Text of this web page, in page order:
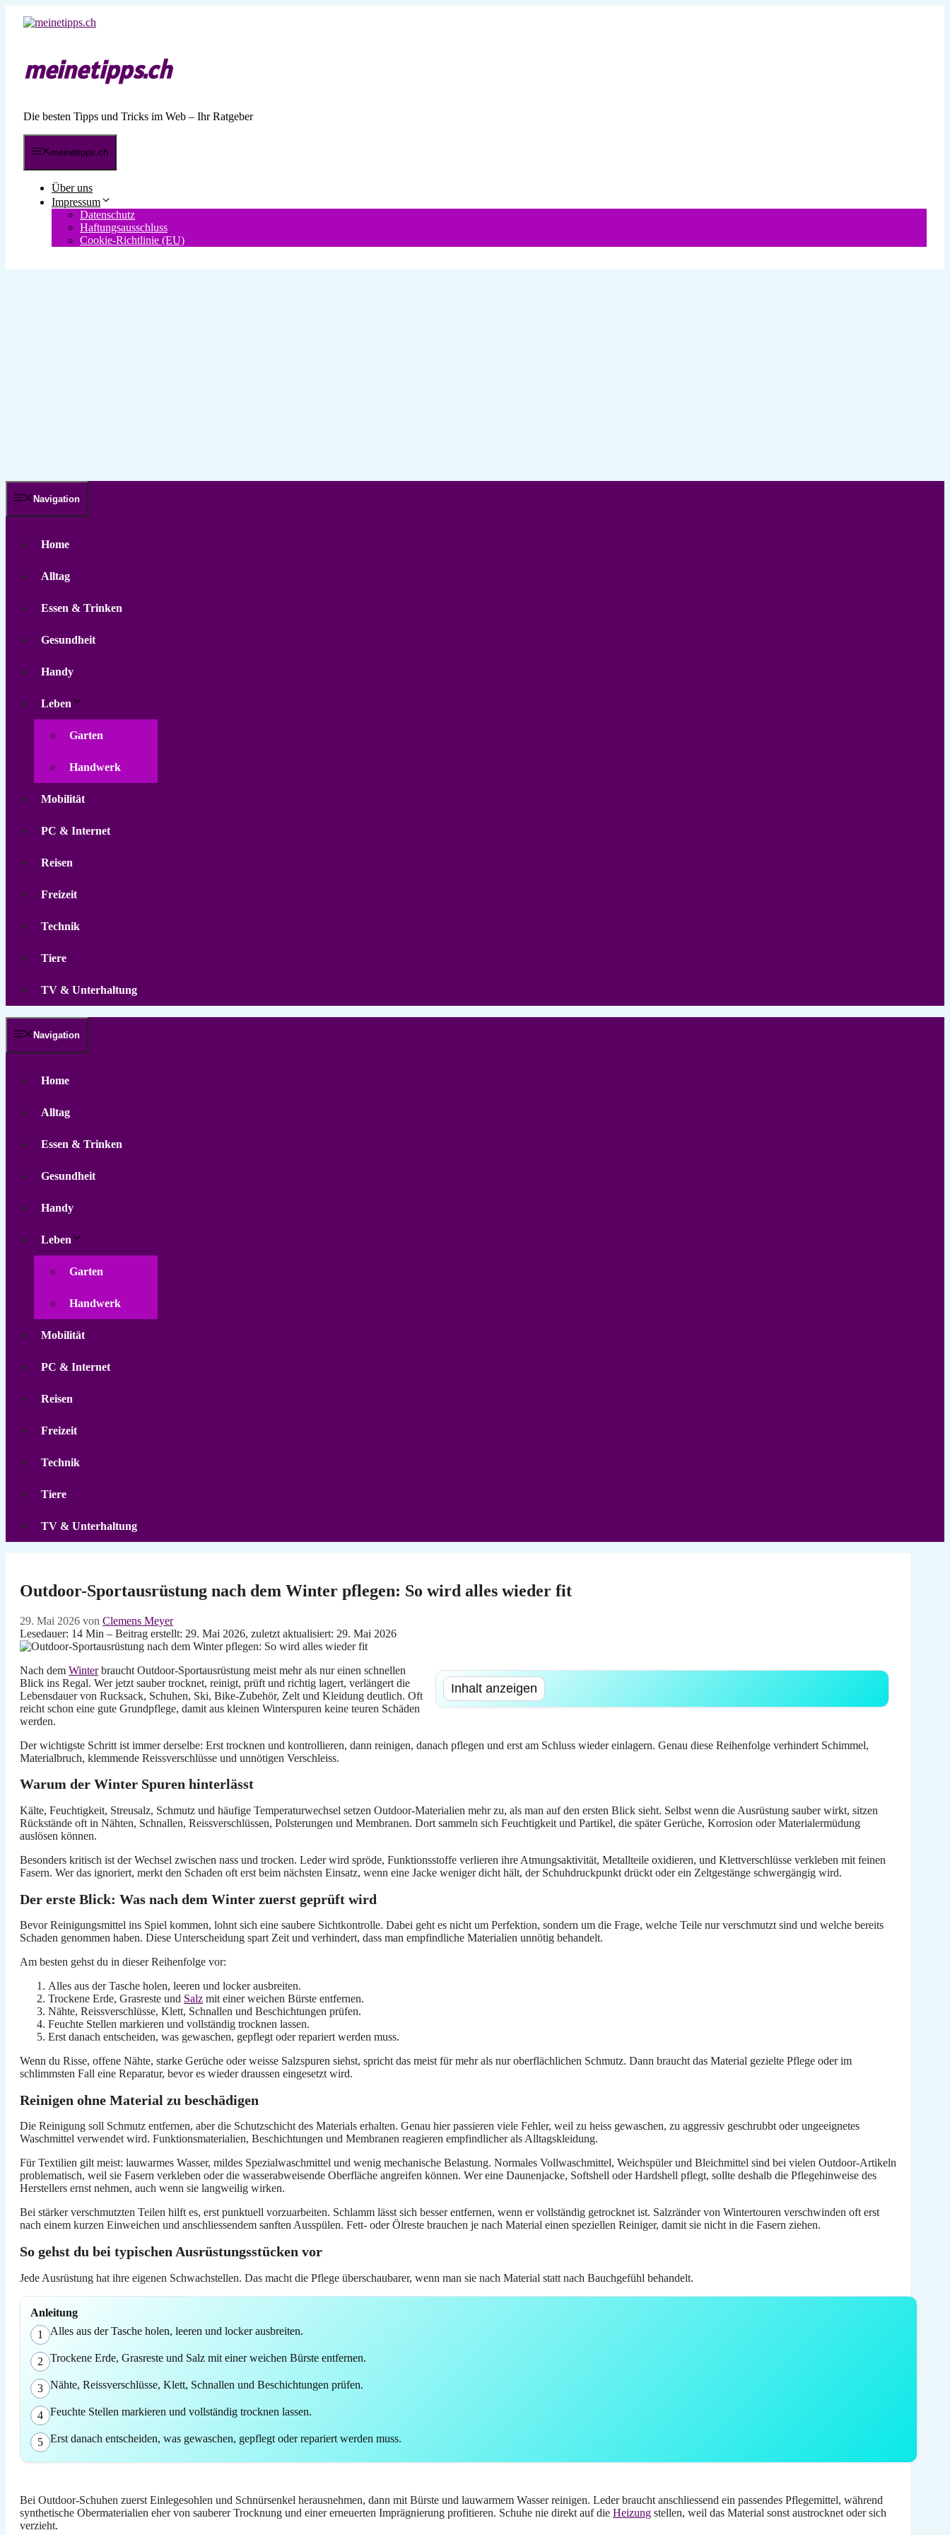
Inhalt
meinetipps.ch
Die besten Tipps und Tricks im Web – Ihr Ratgeber
meinetipps.ch
Über uns
Impressum
Datenschutz
Haftungsausschluss
Cookie-Richtlinie (EU)
Navigation
Home
Alltag
Essen & Trinken
Gesundheit
Handy
Leben
Garten
Handwerk
Mobilität
PC & Internet
Reisen
Freizeit
Technik
Tiere
TV & Unterhaltung
Navigation
Home
Alltag
Essen & Trinken
Gesundheit
Handy
Leben
Garten
Handwerk
Mobilität
PC & Internet
Reisen
Freizeit
Technik
Tiere
TV & Unterhaltung
Outdoor-Sportausrüstung nach dem Winter pflegen: So wird alles wieder fit
29. Mai 2026 von Clemens Meyer
Lesedauer: 14 Min – Beitrag erstellt: 29. Mai 2026, zuletzt aktualisiert: 29. Mai 2026
Inhalt anzeigen
Nach dem Winterbraucht Outdoor-Sportausrüstung meist mehr als nur einen schnellen
Blick ins Regal. Wer jetzt sauber trocknet, reinigt, prüft und richtig lagert, verlängert die
Lebensdauer von Rucksack, Schuhen, Ski, Bike-Zubehör, Zelt und Kleidung deutlich. Oft
reicht schon eine gute Grundpflege, damit aus kleinen Winterspuren keine teuren Schäden
werden.
Der wichtigste Schritt ist immer derselbe: Erst trocknen und kontrollieren, dann reinigen, danach pflegen und erst am Schluss wieder einlagern. Genau diese Reihenfolge verhindert Schimmel,
Materialbruch, klemmende Reissverschlüsse und unnötigen Verschleiss.
Warum der Winter Spuren hinterlässt
Kälte, Feuchtigkeit, Streusalz, Schmutz und häufige Temperaturwechsel setzen Outdoor-Materialien mehr zu, als man auf den ersten Blick sieht. Selbst wenn die Ausrüstung sauber wirkt, sitzen
Rückstände oft in Nähten, Schnallen, Reissverschlüssen, Polsterungen und Membranen. Dort sammeln sich Feuchtigkeit und Partikel, die später Gerüche, Korrosion oder Materialermüdung
auslösen können.
Besonders kritisch ist der Wechsel zwischen nass und trocken. Leder wird spröde, Funktionsstoffe verlieren ihre Atmungsaktivität, Metallteile oxidieren, und Klettverschlüsse verkleben mit feinen
Fasern. Wer das ignoriert, merkt den Schaden oft erst beim nächsten Einsatz, wenn eine Jacke weniger dicht hält, der Schuhdruckpunkt drückt oder ein Zeltgestänge schwergängig wird.
Der erste Blick: Was nach dem Winter zuerst geprüft wird
Bevor Reinigungsmittel ins Spiel kommen, lohnt sich eine saubere Sichtkontrolle. Dabei geht es nicht um Perfektion, sondern um die Frage, welche Teile nur verschmutzt sind und welche bereits
Schaden genommen haben. Diese Unterscheidung spart Zeit und verhindert, dass man empfindliche Materialien unnötig behandelt.
Am besten gehst du in dieser Reihenfolge vor:
Alles aus der Tasche holen, leeren und locker ausbreiten.
Trockene Erde, Grasreste und Salz mit einer weichen Bürste entfernen.
Nähte, Reissverschlüsse, Klett, Schnallen und Beschichtungen prüfen.
Feuchte Stellen markieren und vollständig trocknen lassen.
Erst danach entscheiden, was gewaschen, gepflegt oder repariert werden muss.
Wenn du Risse, offene Nähte, starke Gerüche oder weisse Salzspuren siehst, spricht das meist für mehr als nur oberflächlichen Schmutz. Dann braucht das Material gezielte Pflege oder im
schlimmsten Fall eine Reparatur, bevor es wieder draussen eingesetzt wird.
Reinigen ohne Material zu beschädigen
Die Reinigung soll Schmutz entfernen, aber die Schutzschicht des Materials erhalten. Genau hier passieren viele Fehler, weil zu heiss gewaschen, zu aggressiv geschrubbt oder ungeeignetes
Waschmittel verwendet wird. Funktionsmaterialien, Beschichtungen und Membranen reagieren empfindlicher als Alltagskleidung.
Für Textilien gilt meist: lauwarmes Wasser, mildes Spezialwaschmittel und wenig mechanische Belastung. Normales Vollwaschmittel, Weichspüler und Bleichmittel sind bei vielen Outdoor-Artikeln
problematisch, weil sie Fasern verkleben oder die wasserabweisende Oberfläche angreifen können. Wer eine Daunenjacke, Softshell oder Hardshell pflegt, sollte deshalb die Pflegehinweise des
Herstellers ernst nehmen, auch wenn sie langweilig wirken.
Bei stärker verschmutzten Teilen hilft es, erst punktuell vorzuarbeiten. Schlamm lässt sich besser entfernen, wenn er vollständig getrocknet ist. Salzränder von Wintertouren verschwinden oft erst
nach einem kurzen Einweichen und anschliessendem sanften Ausspülen. Fett- oder Ölreste brauchen je nach Material einen speziellen Reiniger, damit sie nicht in die Fasern ziehen.
So gehst du bei typischen Ausrüstungsstücken vor
Jede Ausrüstung hat ihre eigenen Schwachstellen. Das macht die Pflege überschaubarer, wenn man sie nach Material statt nach Bauchgefühl behandelt.
Anleitung
1
Alles aus der Tasche holen, leeren und locker ausbreiten.
2 Trockene Erde, Grasreste und Salz mit einer weichen Bürste entfernen.
3 Nähte, Reissverschlüsse, Klett, Schnallen und Beschichtungen prüfen.
4 Feuchte Stellen markieren und vollständig trocknen lassen.
5 Erst danach entscheiden, was gewaschen, gepflegt oder repariert werden muss.
Bei Outdoor-Schuhen zuerst Einlegesohlen und Schnürsenkel herausnehmen, dann mit Bürste und lauwarmem Wasser reinigen. Leder braucht anschliessend ein passendes Pflegemittel, während
synthetische Obermaterialien eher von sauberer Trocknung und einer erneuerten Imprägnierung profitieren. Schuhe nie direkt auf die Heizung stellen, weil das Material sonst austrocknet oder sich
verzieht.